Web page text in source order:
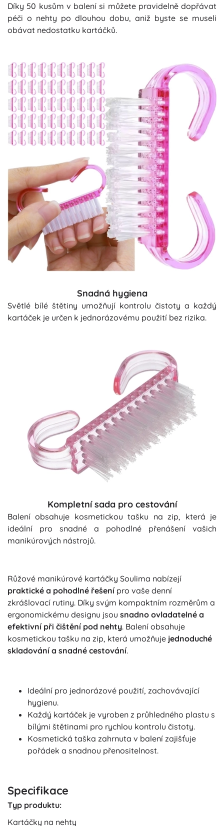
Díky 50 kusům v balení si můžete pravidelně dopřávat
péči o nehty po dlouhou dobu, aniž byste se museli
obávat nedostatku kartáčků.
Snadná hygiena
Světlé bílé štětiny umožňují kontrolu čistoty a každý
kartáček je určen k jednorázovému použití bez rizika.
Kompletní sada pro cestování
Balení obsahuje kosmetickou tašku na zip, která je
ideální pro snadné a pohodlné přenášení vašich
manikúrových nástrojů.
Růžové manikúrové kartáčky Soulima nabízejí
praktické a pohodlné řešení pro vaše denní
zkrášlovací rutiny. Díky svým kompaktním rozměrům a
ergonomickému designu jsou snadno ovladatelné a
efektivní při čištění pod nehty. Balení obsahuje
kosmetickou tašku na zip, která umožňuje jednoduché
skladování a snadné cestování.
Ideální pro jednorázové použití, zachovávající
hygienu.
Každý kartáček je vyroben z průhledného plastu s
bílými štětinami pro rychlou kontrolu čistoty.
Kosmetická taška zahrnuta v balení zajišťuje
pořádek a snadnou přenositelnost.
Specifikace
Typ produktu:
Kartáčky na nehty